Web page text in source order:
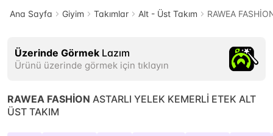
Ana Sayfa Giyim Takımlar Alt - Üst Takım RAWEA
Üzerinde Görmek Lazım
Ürünü üzerinde görmek için tıklayın
RAWEA FASHİON ASTARLI YELEK KEMERLİ ETEK ALT
ÜST TAKIM